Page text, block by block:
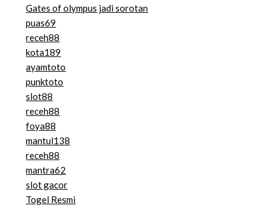
Gates of olympus jadi sorotan
puas69
receh88
kota189
ayamtoto
punktoto
slot88
receh88
foya88
mantul138
receh88
mantra62
slot gacor
Togel Resmi